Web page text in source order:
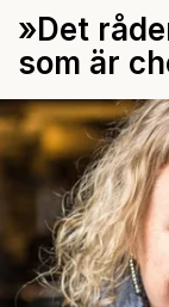
»Det
som är